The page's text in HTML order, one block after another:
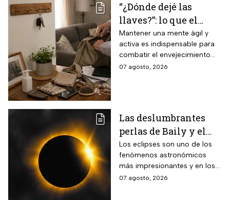
“¿Dónde dejé las
llaves?”: lo que el
INAPAM advierte
sobre los 3 olvidos
comunes que no
debes ignorar en la
Mantener una mente ágil y
activa es indispensable para
combatir el envejecimiento
natural del cerebro.
07 agosto, 2026
Las deslumbrantes
perlas de Baily y el
anillo de diamantes
que se verán en el
eclipse solar total
Los eclipses son uno de los
fenómenos astronómicos
más impresionantes y en los
próximos días habrá un
07 agosto, 2026